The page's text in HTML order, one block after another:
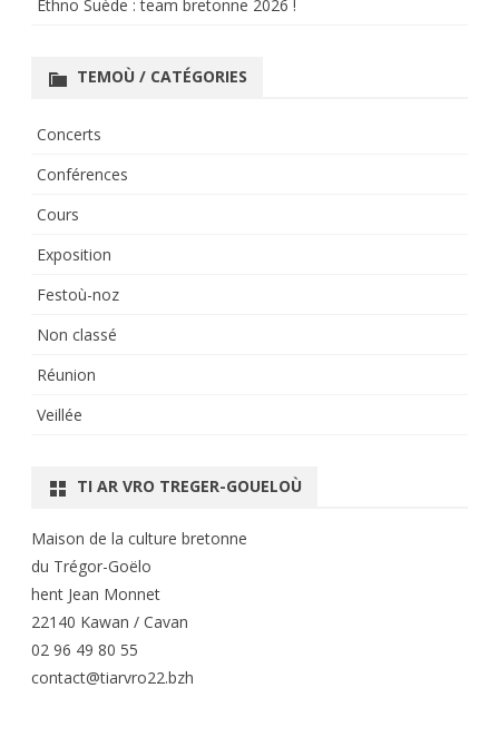
Ethno Suède : team bretonne 2026 !
TEMOÙ / CATÉGORIES
Concerts
Conférences
Cours
Exposition
Festoù-noz
Non classé
Réunion
Veillée
TI AR VRO TREGER-GOUELOÙ
Maison de la culture bretonne
du Trégor-Goëlo
hent Jean Monnet
22140 Kawan / Cavan
02 96 49 80 55
contact@tiarvro22.bzh